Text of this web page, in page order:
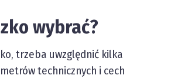
wybrać?
trzeba uwzględnić kilka
technicznych i cech